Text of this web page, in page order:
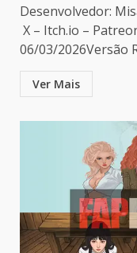
Desenvolvedor:
X – Itch.io –
06/03/2026Versão
Ver Mais